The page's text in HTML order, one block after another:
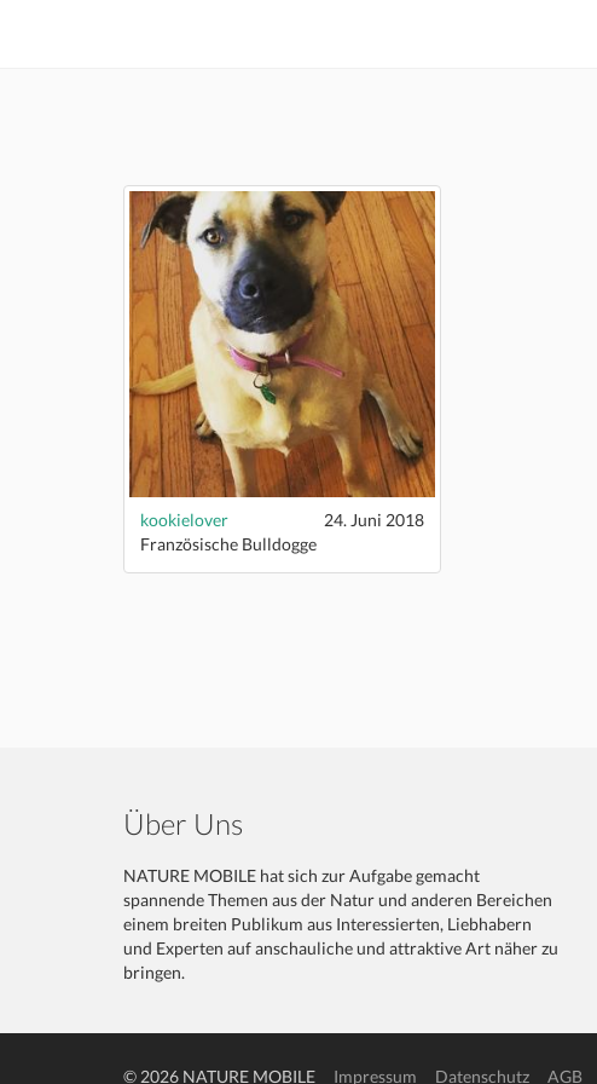
kookielover
24. Juni 2018
Französische Bulldogge
Über Uns
NATURE MOBILE hat sich zur Aufgabe gemacht
spannende Themen aus der Natur und anderen Bereichen
einem breiten Publikum aus Interessierten, Liebhabern
und Experten auf anschauliche und attraktive Art näher zu
bringen.
© 2026 NATURE MOBILE Impressum Datenschutz AGB